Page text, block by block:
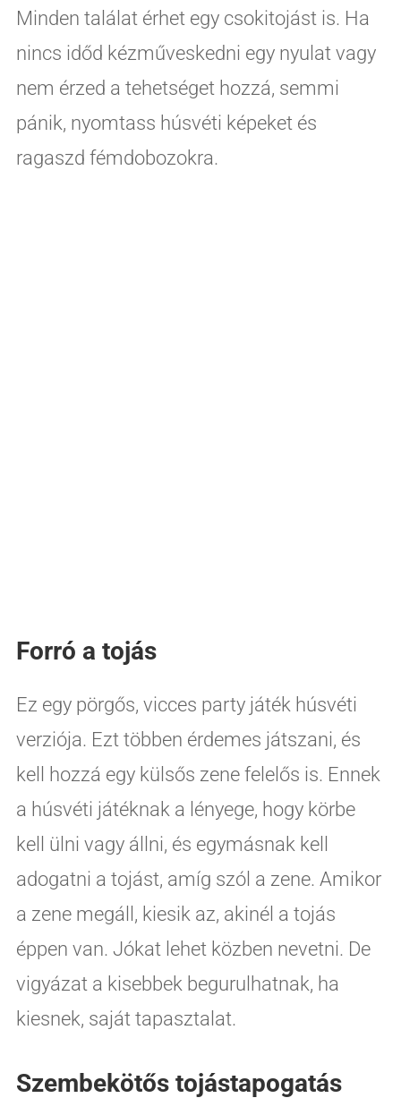
Minden találat érhet egy csokitojást is. Ha
nincs időd kézműveskedni egy nyulat vagy
nem érzed a tehetséget hozzá, semmi
pánik, nyomtass húsvéti képeket és
ragaszd fémdobozokra.
Forró a tojás
Ez egy pörgős, vicces party játék húsvéti
verziója. Ezt többen érdemes játszani, és
kell hozzá egy külsős zene felelős is. Ennek
a húsvéti játéknak a lényege, hogy körbe
kell ülni vagy állni, és egymásnak kell
adogatni a tojást, amíg szól a zene. Amikor
a zene megáll, kiesik az, akinél a tojás
éppen van. Jókat lehet közben nevetni. De
vigyázat a kisebbek begurulhatnak, ha
kiesnek, saját tapasztalat.
Szembekötős tojástapogatás